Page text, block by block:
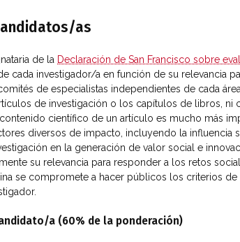
as
de la Declaración de San Francisco sobre
cada investigador/a en función de su relevancia
de especialistas independientes de cada
de investigación o los capítulos de libros,
científico de un artículo es mucho más
diversos de impacto, incluyendo la influencia
en la generación de valor social e
su relevancia para responder a los retos
se compromete a hacer públicos los criterios
a (60% de la ponderación)